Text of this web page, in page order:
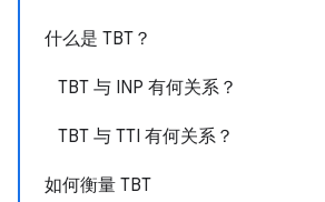
什么是 TBT？
TBT 与 INP 有何关系？
TBT 与 TTI 有何关系？
如何衡量 TBT